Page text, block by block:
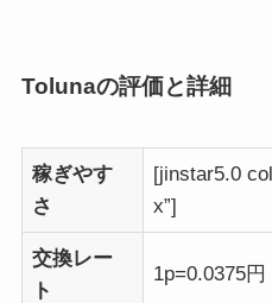
Tolunaの評価と詳細
稼ぎやす
さ
[jinstar5.0
x”]
交換レー
ト
1p=0.0375円